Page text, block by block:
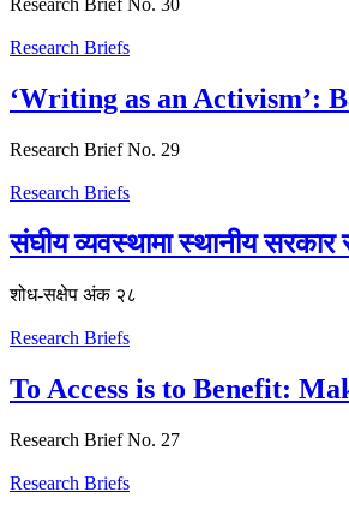
Research Brief No. 30
Research Briefs
‘Writing as an Activism’:
Research Brief No. 29
Research Briefs
संघीय व्यवस्थामा स्थानीय सरकार र
शोध-स‌क्षेप अंक २८
Research Briefs
To Access is to Benefit:
Research Brief No. 27
Research Briefs